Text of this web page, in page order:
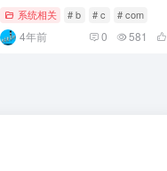
系统相关 # b # c # com
4年前 0 581